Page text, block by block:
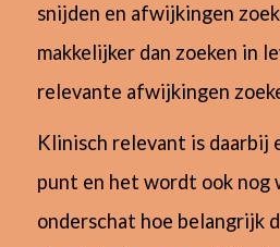
snijden en afwijkingen
makkelijker dan zoeken in
relevante afwijkingen
Klinisch relevant is daarbij
punt en het wordt ook nog
onderschat hoe belangrijk